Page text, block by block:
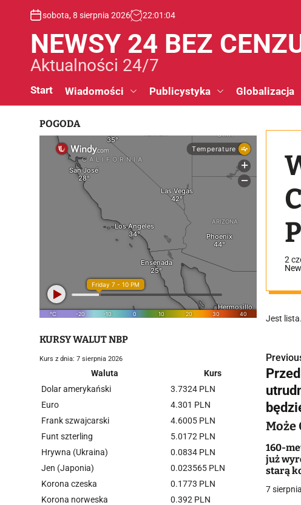
sobota, 8 sierpnia 2026 22:01 :05
NEWSY 24 BEZ
Aktualności 24/7
Start Wiadomości Publicystyka Globalizacja
2
Jest lista.
N
a
w
i
g
a
Może
160-
już
starą
7
POGODA
KURSY WALUT NBP
Kurs z dnia: 7 sierpnia 2026
Waluta
Kurs
Dolar amerykański
3.7324 PLN
Euro
4.301 PLN
Frank szwajcarski
4.6005 PLN
Funt szterling
5.0172 PLN
Hrywna (Ukraina)
0.0834 PLN
Jen (Japonia)
0.023565 PLN
Korona czeska
0.1773 PLN
Korona norweska
0.392 PLN